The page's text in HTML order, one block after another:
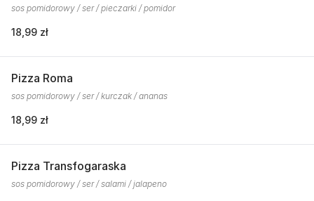
sos pomidorowy / ser / pieczarki / pomidor
18,99 zł
Pizza Roma
sos pomidorowy / ser / kurczak / ananas
18,99 zł
Pizza Transfogaraska
sos pomidorowy / ser / salami / jalapeno